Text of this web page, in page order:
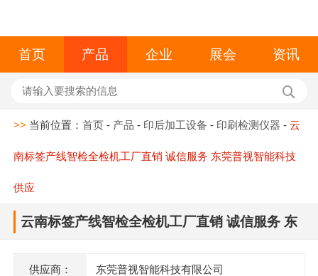
首页 产品 企业 展会 资讯
>> 当前位置：首页 - 产品 - 印后加工设备 - 印刷检测仪器 -云
南标签产线智检全检机工厂直销 诚信服务 东莞普视智能科技
供应
云南标签产线智检全检机工厂直销 诚信服务 东
供应商： 东莞普视智能科技有限公司